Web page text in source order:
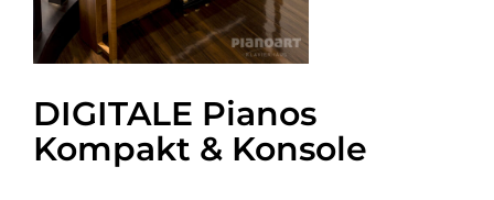
DIGITALE Pianos
Kompakt & Konsole